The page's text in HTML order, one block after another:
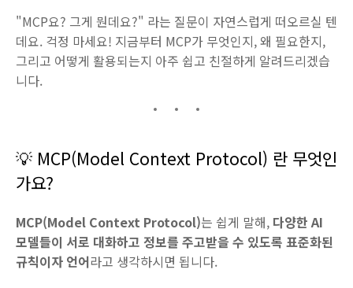
"MCP요? 그게 뭔데요?" 라는 질문이 자연스럽게 떠오르실 텐
데요. 걱정 마세요! 지금부터 MCP가 무엇인지, 왜 필요한지,
그리고 어떻게 활용되는지 아주 쉽고 친절하게 알려드리겠습
니다.
💡 MCP(Model Context Protocol) 란 무엇인
가요?
MCP(Model Context Protocol)는 쉽게 말해, 다양한 AI
모델들이 서로 대화하고 정보를 주고받을 수 있도록 표준화된
규칙이자 언어라고 생각하시면 됩니다.